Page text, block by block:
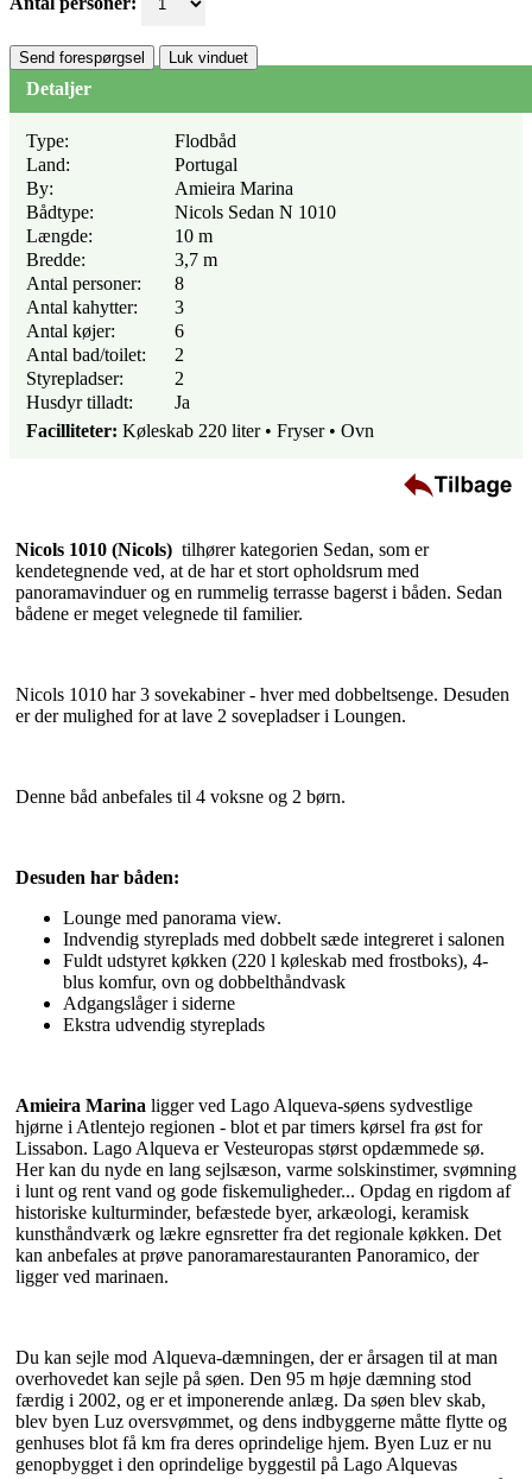
Send forespørgsel Luk vinduet
Detaljer
Type:
Flodbåd
Land:
Portugal
By:
Amieira Marina
Bådtype:
Nicols Sedan N 1010
Længde:
10 m
Bredde:
3,7 m
Antal personer:
8
Antal kahytter:
3
Antal køjer:
6
Antal bad/toilet:
2
Styrepladser:
2
Husdyr tilladt:
Ja
Facilliteter: Køleskab 220 liter • Fryser • Ovn
Nicols 1010 (Nicols) tilhører kategorien Sedan, som er
kendetegnende ved, at de har et stort opholdsrum med
panoramavinduer og en rummelig terrasse bagerst i båden. Sedan
bådene er meget velegnede til familier.
Nicols 1010 har 3 sovekabiner - hver med dobbeltsenge. Desuden
er der mulighed for at lave 2 sovepladser i Loungen.
Denne båd anbefales til 4 voksne og 2 børn.
Desuden har båden:
Lounge med panorama view.
Indvendig styreplads med dobbelt sæde integreret i salonen
Fuldt udstyret køkken (220 l køleskab med frostboks), 4-
blus komfur, ovn og dobbelthåndvask
Adgangslåger i siderne
Ekstra udvendig styreplads
Amieira Marina ligger ved Lago Alqueva-søens sydvestlige
hjørne i Atlentejo regionen - blot et par timers kørsel fra øst for
Lissabon. Lago Alqueva er Vesteuropas størst opdæmmede sø.
Her kan du nyde en lang sejlsæson, varme solskinstimer, svømning
i lunt og rent vand og gode fiskemuligheder... Opdag en rigdom af
historiske kulturminder, befæstede byer, arkæologi, keramisk
kunsthåndværk og lækre egnsretter fra det regionale køkken. Det
kan anbefales at prøve panoramarestauranten Panoramico, der
ligger ved marinaen.
Du kan sejle mod Alqueva-dæmningen, der er årsagen til at man
overhovedet kan sejle på søen. Den 95 m høje dæmning stod
færdig i 2002, og er et imponerende anlæg. Da søen blev skab,
blev byen Luz oversvømmet, og dens indbyggerne måtte flytte og
genhuses blot få km fra deres oprindelige hjem. Byen Luz er nu
genopbygget i den oprindelige byggestil på Lago Alquevas